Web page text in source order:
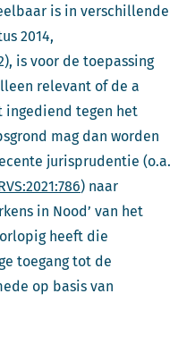
is in verschillende
2014,
is voor de toepassing
relevant of de a
ingediend tegen het
mag dan worden
jurisprudentie (o.a.
) naar
in Nood’ van het
heeft die
toegang tot de
op basis van